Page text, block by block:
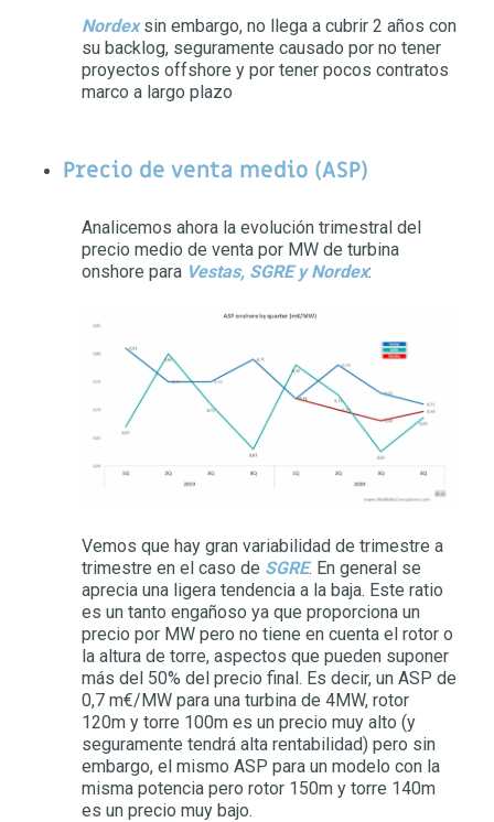
Nordexsin embargo, no llega a cubrir 2 años con
su backlog, seguramente causado por no tener
proyectos offshore y por tener pocos contratos
marco a largo plazo
Precio de venta medio (ASP)
Analicemos ahora la evolución trimestral del
precio medio de venta por MW de turbina
onshore para Vestas, SGRE y Nordex:
Vemos que hay gran variabilidad de trimestre a
trimestre en el caso de SGRE. En general se
aprecia una ligera tendencia a la baja. Este ratio
es un tanto engañoso ya que proporciona un
precio por MW pero no tiene en cuenta el rotor o
la altura de torre, aspectos que pueden suponer
más del 50% del precio final. Es decir, un ASP de
0,7 m€/MW para una turbina de 4MW, rotor
120m y torre 100m es un precio muy alto (y
seguramente tendrá alta rentabilidad) pero sin
embargo, el mismo ASP para un modelo con la
misma potencia pero rotor 150m y torre 140m
es un precio muy bajo.